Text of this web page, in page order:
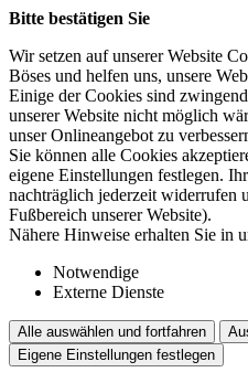
Bitte bestätigen Sie
Wir setzen auf unserer Website
Böses und helfen uns, unsere
Einige der Cookies sind
unserer Website nicht möglich
unser Onlineangebot zu
Sie können alle Cookies
eigene Einstellungen festlegen.
nachträglich jederzeit widerrufen
Fußbereich unserer Website).
Nähere Hinweise erhalten Sie in
Notwendige
Externe Dienste
Alle auswählen und fortfahren
Eigene Einstellungen festlegen